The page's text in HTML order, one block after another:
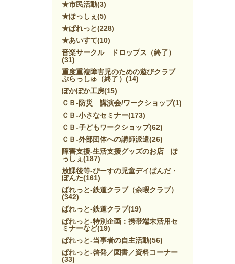
★市民活動(3)
★ぽっしぇ (5)
★ぱれっと(228)
★あいすて(10)
音楽サークル ドロップス（終了）
(31)
重度重複障害児のための遊びクラブ
ぷらっしゅ（終了） (14)
ぽかぽか工房(15)
ＣＢ-防災 講演会/ワークショップ(1)
ＣＢ-小さなセミナー(173)
ＣＢ-子どもワークショップ(62)
ＣＢ-外部団体への講師派遣(26)
障害支援-生活支援グッズのお店 ぽ
っしぇ (187)
放課後等-ぴーすの児童デイぱんだ・
ぽんた(161)
ぱれっと-鉄道クラブ（余暇クラブ）
(342)
ぱれっと-鉄道クラブ(19)
ぱれっと-特別企画：携帯端末活用セ
ミナーなど(19)
ぱれっと-当事者の自主活動(56)
ぱれっと-啓発／図書／資料コーナー
(33)